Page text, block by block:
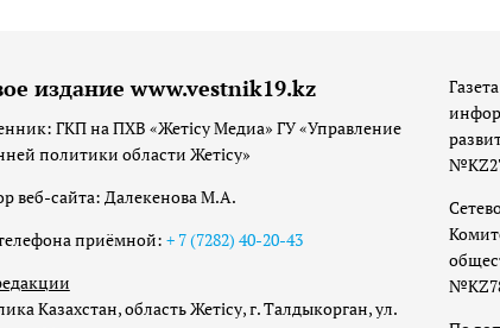
издание www.vestnik19.kz
ГКП на ПХВ «Жетісу Медиа» ГУ «Управление
политики области Жетісу»
веб-сайта: Далекенова М.А.
приёмной: + 7 (7282) 40-20-43
Казахстан, область Жетісу, г. Талдыкорган, ул.